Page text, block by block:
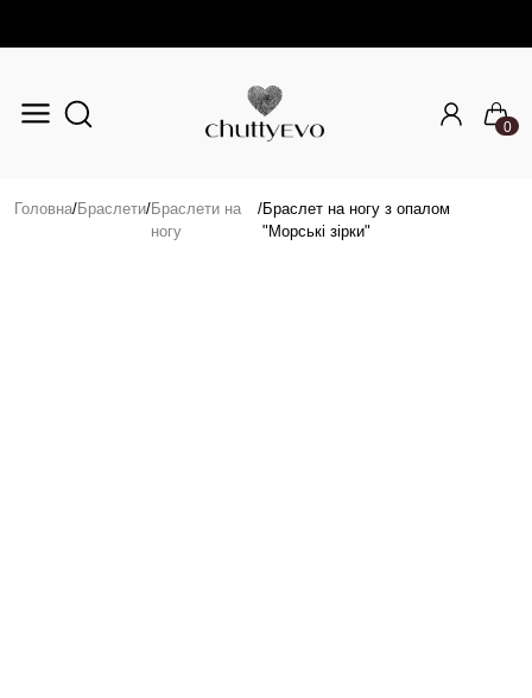
0
Головна/Браслети/Браслети на
ногу
/Браслет на ногу з опалом
"Морські зірки"